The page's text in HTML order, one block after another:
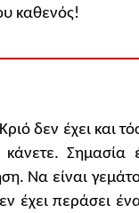
καθενός!
Κριό δεν έχει και
Σημασία
Να είναι
έχει περάσει